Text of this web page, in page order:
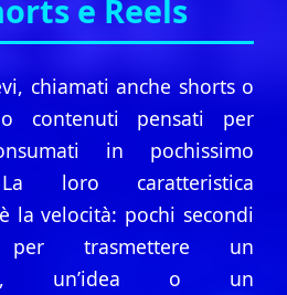
e Reels
chiamati anche shorts o
contenuti pensati per
in pochissimo
loro caratteristica
la velocità: pochi secondi
per trasmettere un
un’idea o un